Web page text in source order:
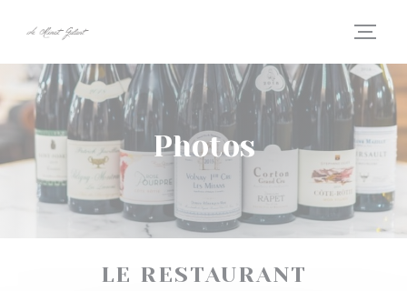
Photos
LE RESTAURANT